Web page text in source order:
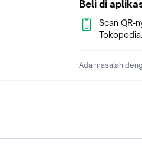
Beli di
Scan QR-
Ada masalah